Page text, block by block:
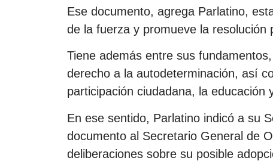
Ese documento, agrega Parlatino,
de la fuerza y promueve la resolución
Tiene además entre sus
derecho a la autodeterminación, así
participación ciudadana, la educación
En ese sentido, Parlatino indicó a su
documento al Secretario General de
deliberaciones sobre su posible